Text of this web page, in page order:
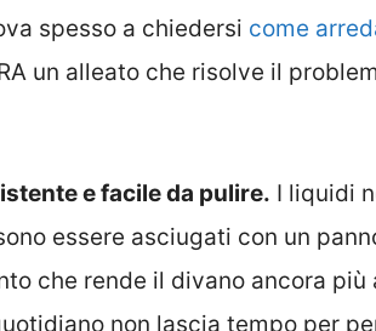
spesso a chiedersi come
un alleato che risolve il
e facile da pulire. I liquidi
essere asciugati con un
che rende il divano ancora più
non lascia tempo per